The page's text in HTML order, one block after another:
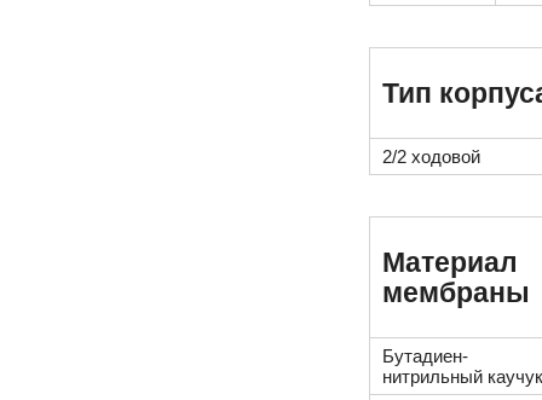
Тип
2/2 ходовой
Материал
мембраны
Бутадиен-
нитрильный каучук